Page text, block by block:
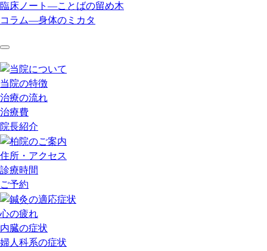
臨床ノート―ことばの留め木
コラム―身体のミカタ
当院の特徴
治療の流れ
治療費
院長紹介
住所・アクセス
診療時間
ご予約
心の疲れ
内臓の症状
婦人科系の症状